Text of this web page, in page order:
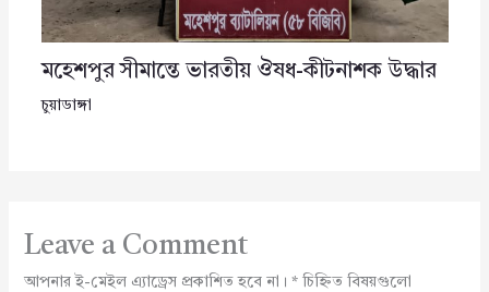
মহেশপুর সীমান্তে ভারতীয় ঔষধ-কীটনাশক উদ্ধার
চুয়াডাঙ্গা
Leave a Comment
আপনার ই-মেইল এ্যাড্রেস প্রকাশিত হবে না। *চিহ্নিত বিষয়গুলো